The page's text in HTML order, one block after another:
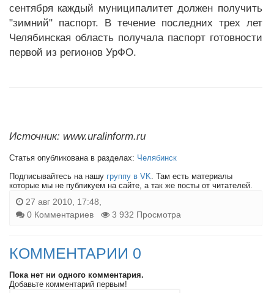
сентября каждый муниципалитет должен получить
"зимний" паспорт. В течение последних трех лет
Челябинская область получала паспорт готовности
первой из регионов УрФО.
Источник: www.uralinform.ru
Статья опубликована в разделах: Челябинск
Подписывайтесь на нашу группу в VK. Там есть материалы
которые мы не публикуем на сайте, а так же посты от читателей.
27 авг 2010, 17:48,
0 Комментариев
3 932 Просмотра
КОММЕНТАРИИ 0
Пока нет ни одного комментария.
Добавьте комментарий первым!